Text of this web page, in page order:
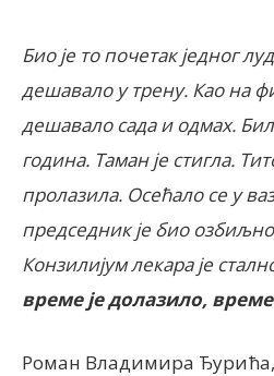
Био је то почетак једног
дешавало у трену. Као на
дешавало сада и одмах.
година. Таман је стигла.
пролазила. Осећало се у
председник је био
Конзилијум лекара је
време је долазило,
Роман Владимира Ђурића,